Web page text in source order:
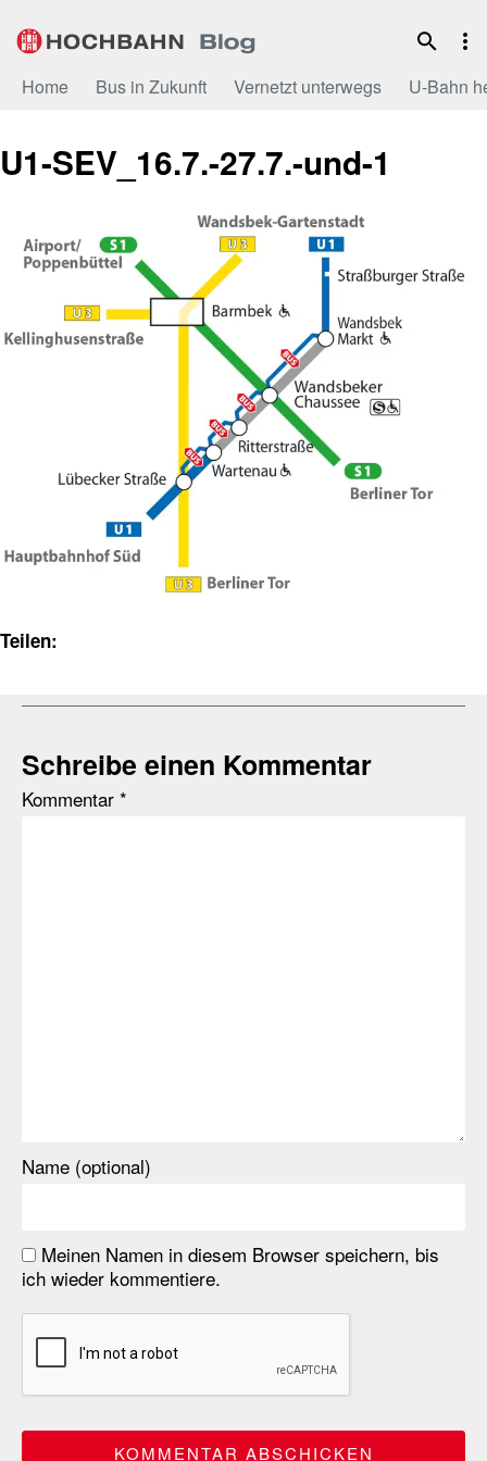
Inhalt
Home Bus in Zukunft Vernetzt unterwegs U-Bahn
U1-SEV_16.7.-27.7.-und-1
Teilen:
Schreibe einen Kommentar
Kommentar *
Name (optional)
Meinen Namen in diesem Browser speichern, bis
ich wieder kommentiere.